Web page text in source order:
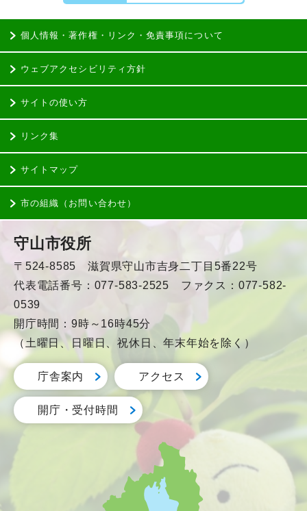
個人情報・著作権・リンク・免責事項について
ウェブアクセシビリティ方針
サイトの使い方
リンク集
サイトマップ
市の組織（お問い合わせ）
守山市役所
〒524-8585 滋賀県守山市吉身二丁目5番22号
代表電話番号：077-583-2525 ファクス：077-582-
0539
開庁時間：9時～16時45分
（土曜日、日曜日、祝休日、年末年始を除く）
庁舎案内 アクセス
開庁・受付時間